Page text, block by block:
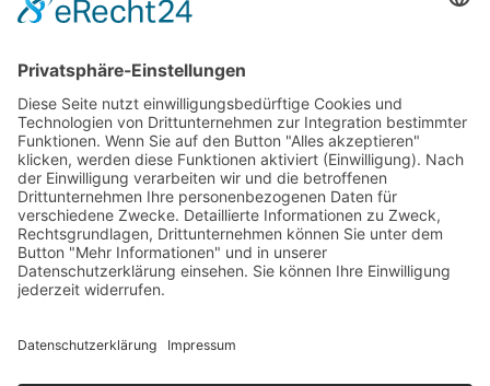
FAHRSCHEINAUTOMATEN
An unseren Fahrscheinautomaten kannst du Tickets für den Nahverkehr
aus allen Verbundstarifen und dem Deutschlandtarif erwerben.Hier
du eine Übersichtskarte aller Standorte der Fahrscheinautomaten von
Arverio Bayern.
JOBANGEBOTE